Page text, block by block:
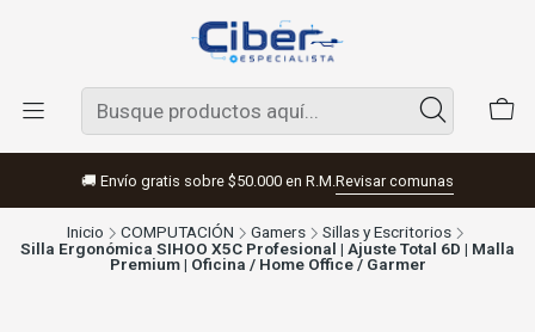
🚚 Envío gratis sobre $50.000 en R.M. Revisar comunas
Inicio COMPUTACIÓN Gamers
Sillas y Escritorios
Silla Ergonómica SIHOO X5C Profesional | Ajuste Total 6D | Malla
Premium | Oficina / Home Office / Garmer